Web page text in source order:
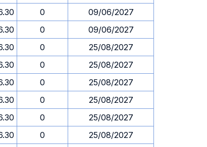
0
09/06/2027
0
09/06/2027
0
25/08/2027
0
25/08/2027
0
25/08/2027
0
25/08/2027
0
25/08/2027
0
25/08/2027